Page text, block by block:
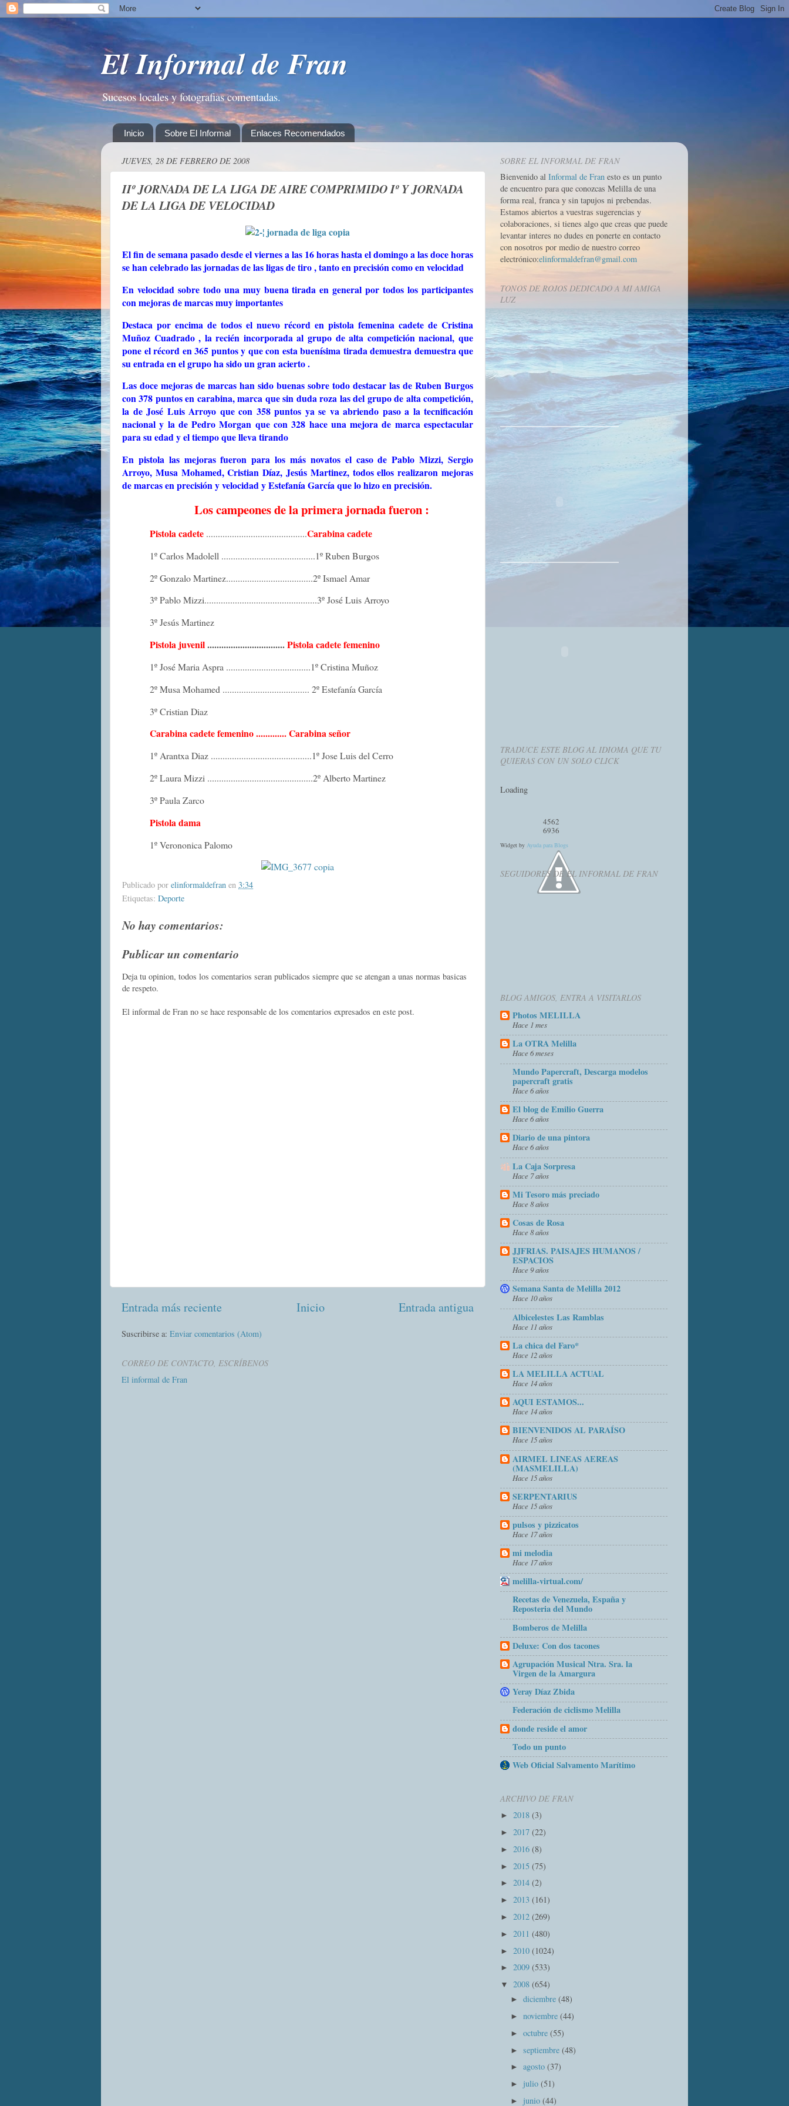
El Informal de Fran
Sucesos locales y fotografias comentadas.
Inicio Sobre El Informal Enlaces Recomendados
JUEVES, 28 DE FEBRERO DE 2008
IIº JORNADA DE LA LIGA DE AIRE COMPRIMIDO Iº Y JORNADA
DE LA LIGA DE VELOCIDAD
El fin de semana pasado desde el viernes a las 16 horas hasta el domingo a las doce horas
se han celebrado las jornadas de las ligas de tiro , tanto en precisión como en velocidad
En velocidad sobre todo una muy buena tirada en general por todos los participantes
con mejoras de marcas muy importantes
Destaca por encima de todos el nuevo récord en pistola femenina cadete de Cristina
Muñoz Cuadrado , la recién incorporada al grupo de alta competición nacional, que
pone el récord en 365 puntos y que con esta buenísima tirada demuestra demuestra que
su entrada en el grupo ha sido un gran acierto .
Las doce mejoras de marcas han sido buenas sobre todo destacar las de Ruben Burgos
con 378 puntos en carabina, marca que sin duda roza las del grupo de alta competición,
la de José Luis Arroyo que con 358 puntos ya se va abriendo paso a la tecnificación
nacional y la de Pedro Morgan que con 328 hace una mejora de marca espectacular
para su edad y el tiempo que lleva tirando
En pistola las mejoras fueron para los más novatos el caso de Pablo Mizzi, Sergio
Arroyo, Musa Mohamed, Cristian Díaz, Jesús Martinez, todos ellos realizaron mejoras
de marcas en precisión y velocidad y Estefanía García que lo hizo en precisión.
Los campeones de la primera jornadafueron :
Pistola cadete ...........................................Carabina cadete
1º Carlos Madolell ........................................1º Ruben Burgos
2º Gonzalo Martinez.....................................2º Ismael Amar
3º Pablo Mizzi................................................3º José Luis Arroyo
3º Jesús Martinez
Pistola juvenil.................................Pistola cadete femenino
1º José Maria Aspra ....................................1º Cristina Muñoz
2º Musa Mohamed ..................................... 2º Estefanía García
3º Cristian Diaz
Carabina cadete femenino .............Carabina señor
1º Arantxa Diaz ...........................................1º Jose Luis del Cerro
2º Laura Mizzi .............................................2º Alberto Martinez
3º Paula Zarco
Pistola dama
1º Verononica Palomo
Publicado por elinformaldefran en 3:34
Etiquetas: Deporte
No hay comentarios:
Publicar un comentario
Deja tu opinion, todos los comentarios seran publicados siempre que se atengan a unas normas basicas
de respeto.
El informal de Fran no se hace responsable de los comentarios expresados en este post.
Entrada más reciente Entrada antigua
Inicio
Suscribirse a: Enviar comentarios (Atom)
CORREO DE CONTACTO, ESCRÍBENOS
El informal de Fran
SOBRE EL INFORMAL DE FRAN
Bienvenido al Informal de Fran esto es un punto
de encuentro para que conozcas Melilla de una
forma real, franca y sin tapujos ni prebendas.
Estamos abiertos a vuestras sugerencias y
colaboraciones, si tienes algo que creas que puede
levantar interes no dudes en ponerte en contacto
con nosotros por medio de nuestro correo
electrónico:elinformaldefran@gmail.com
TONOS DE ROJOS DEDICADO A MI AMIGA
LUZ
TRADUCE ESTE BLOG AL IDIOMA QUE TU
QUIERAS CON UN SOLO CLICK
Loading
4562
6936
Widget by Ayuda para Blogs
SEGUIDORES DE EL INFORMAL DE FRAN
BLOG AMIGOS, ENTRA A VISITARLOS
Photos MELILLA
Hace 1 mes
La OTRA Melilla
Hace 6 meses
Mundo Papercraft, Descarga modelos
papercraft gratis
Hace 6 años
El blog de Emilio Guerra
Hace 6 años
Diario de una pintora
Hace 6 años
La Caja Sorpresa
Hace 7 años
Mi Tesoro más preciado
Hace 8 años
Cosas de Rosa
Hace 8 años
JJFRIAS. PAISAJES HUMANOS /
ESPACIOS
Hace 9 años
Semana Santa de Melilla 2012
Hace 10 años
Albicelestes Las Ramblas
Hace 11 años
La chica del Faro*
Hace 12 años
LA MELILLA ACTUAL
Hace 14 años
AQUI ESTAMOS...
Hace 14 años
BIENVENIDOS AL PARAÍSO
Hace 15 años
AIRMEL LINEAS AEREAS
(MASMELILLA)
Hace 15 años
SERPENTARIUS
Hace 15 años
pulsos y pizzicatos
Hace 17 años
mi melodia
Hace 17 años
melilla-virtual.com/
Recetas de Venezuela, España y
Reposteria del Mundo
Bomberos de Melilla
Deluxe: Con dos tacones
Agrupación Musical Ntra. Sra. la
Virgen de la Amargura
Yeray Díaz Zbida
Federación de ciclismo Melilla
donde reside el amor
Todo un punto
Web Oficial Salvamento Marítimo
ARCHIVO DE FRAN
► 2018 (3)
► 2017 (22)
► 2016 (8)
► 2015 (75)
► 2014 (2)
► 2013 (161)
► 2012 (269)
► 2011 (480)
► 2010 (1024)
► 2009 (533)
▼ 2008 (654)
►diciembre(48)
►noviembre(44)
►octubre(55)
►septiembre(48)
►agosto(37)
► julio(51)
► junio(44)